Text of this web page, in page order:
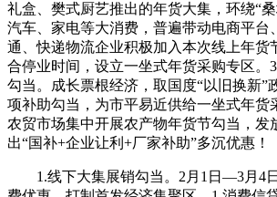
礼盒、樊式厨艺推出的年货大集，环绕“
汽车、家电等大消费，普遍带动电商平台
通、快递物流企业积极加入本次线上年货
合停业时间，设立一坐式年货采购专区。
勾当。成长票根经济，取国度“以旧换新”
项补助勾当，为市平易近供给一坐式年货
农贸市场集中开展农产物年货节勾当，发
出“国补+企业让利+厂家补助”多沉优惠！
1.线下大集展销勾当。2月1日—3月4